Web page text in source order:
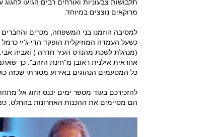
תלבושות צבעוניות ואורחים רבים הגיעו
מרוקאים נוצצים במיוחד.
למסיבה הוזמנו בני המשפחה, מכרים
כשעל העמדה המוזיקלית הופקד הדי-ג'יי
(מנהלת לשכת מהנדס העיר חדרה ) ואביה
אחראית אילנית ראובן מ"חינת הזהב". כך
כל המטעמים הנהוגים באירוע מסורתי שכזה
להזכירכם בעוד מספר ימים יכנס הזוג אל
הם מסיימים את ההכנות האחרונות בהחלט,